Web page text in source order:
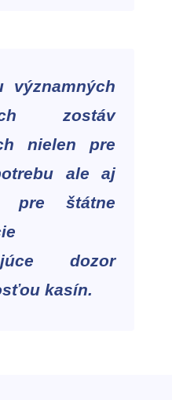
významných
zostáv
nielen pre
ale aj
pre štátne
dozor
kasín.